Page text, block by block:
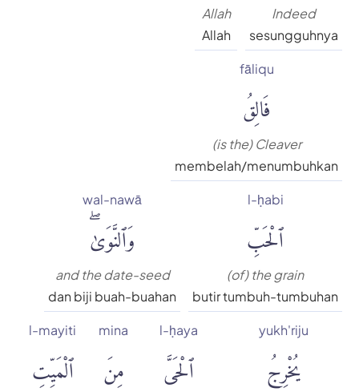
Indeed
sesungguhnya
Allah
Allah
fāliqu
فَالِقُ
(is the) Cleaver
membelah/menumbuhkan
l-ḥabi
ٱلْحَبِّ
(of) the grain
butir tumbuh-tumbuhan
wal-nawā
وَٱلنَّوَىٰۖ
and the date-seed
dan biji buah-buahan
yukh'riju
يُخْرِجُ
l-ḥaya
ٱلْحَىَّ
mina
مِنَ
l-mayiti
ٱلْمَيِّتِ